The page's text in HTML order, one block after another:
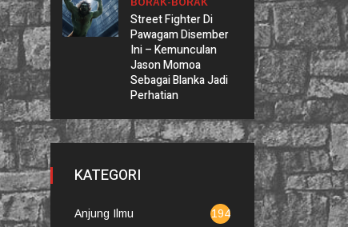
BORAK-BORAK
Street Fighter Di
Pawagam Disember
Ini – Kemunculan
Jason Momoa
Sebagai Blanka Jadi
Perhatian
KATEGORI
Anjung Ilmu 194